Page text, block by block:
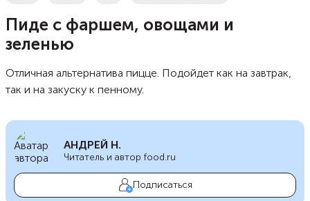
Пиде с фаршем, овощами и
зеленью
Отличная альтернатива пицце. Подойдет как на завтрак,
так и на закуску к пенному.
АНДРЕЙ Н.
Читатель и автор food.ru
Подписаться